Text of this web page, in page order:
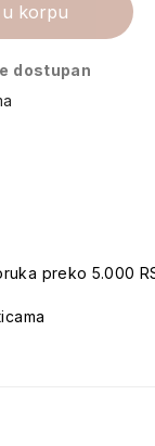
u korpu
dostupan
preko 5.000